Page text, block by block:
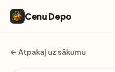
Cenu Depo
← Atpakaļ uz sākumu